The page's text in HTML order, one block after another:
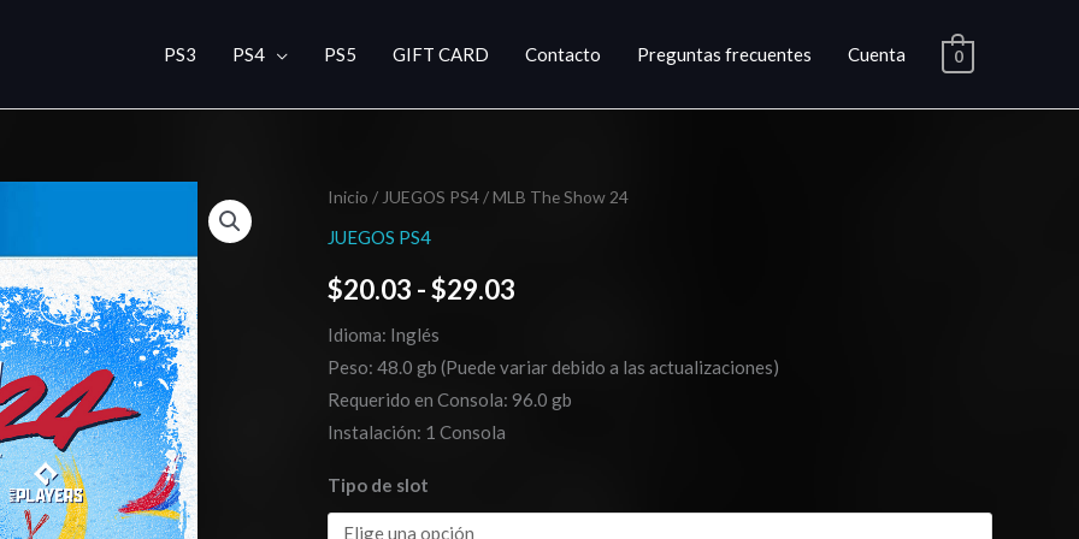
PS3 PS4 PS5 GIFT CARD Contacto Preguntas frecuentes Cuenta 0
Inicio / JUEGOS PS4/ MLB The Show 24
JUEGOS PS4
$20.03 -$29.03
Rango
desde
$20.03
Idioma: Inglés
Peso: 48.0 gb (Puede variar debido a las actualizaciones)
Requerido en Consola: 96.0 gb
Instalación: 1 Consola
Tipo de slot
MLB
The
24
cantidad